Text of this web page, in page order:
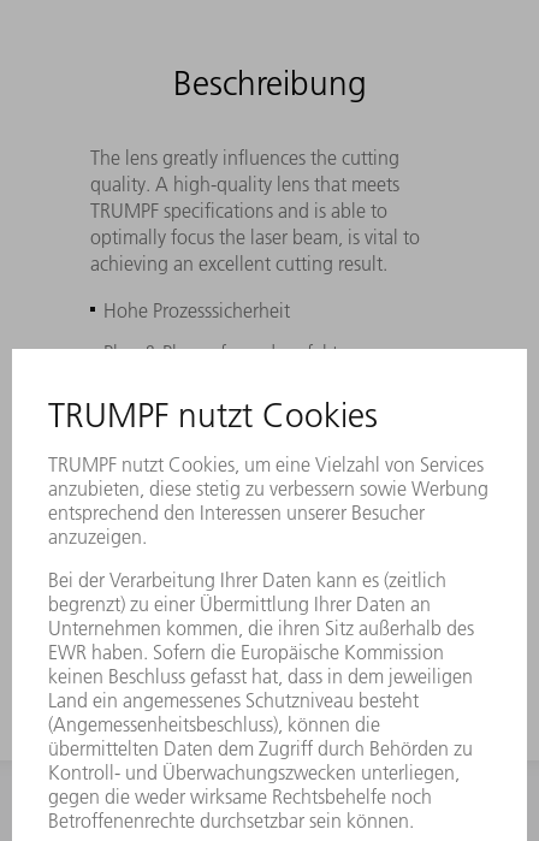
Beschreibung
The lens greatly influences the cutting
quality. A high-quality lens that meets
TRUMPF specifications and is able to
optimally focus the laser beam, is vital to
achieving an excellent cutting result.
Hohe Prozesssicherheit
Plug & Play aufgrund perfekt
Bestes Schneidergebnis durch bewährte
TRUMPF Qualität
Höchste Prozesssicherheit aufgrund
Linsenbruchsensorik und RFID-
Geringere Teilekosten dank optimierter
Reinigungszyklen
INFORMATION